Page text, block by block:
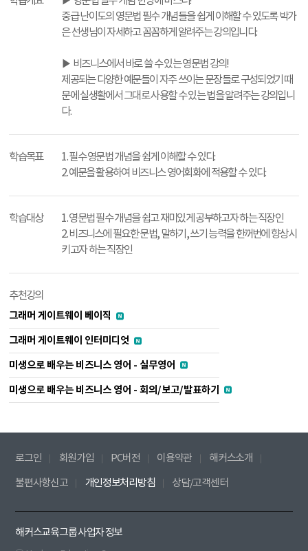
중급 난이도의 영문법 필수 개념들을 쉽게 이해할 수 있도록 박가
은 선생님이 자세하고 꼼꼼하게 알려주는 강의입니다.
▶ 비즈니스에서 바로 쓸 수 있는 영문법 강의!
제공되는 다양한 예문들이 자주 쓰이는 문장들로 구성되었기 때
문에 실생활에서 그대로 사용할 수 있는 법을 알려주는 강의입니
다.
학습목표
1. 필수 영문법 개념을 쉽게 이해할 수 있다.
2. 예문을 활용하여 비즈니스 영어회화에 적용할 수 있다.
학습대상
1. 영문법 필수 개념을 쉽고 재미있게 공부하고자 하는 직장인
2. 비즈니스에 필요한 문법, 말하기, 쓰기 능력을 한꺼번에 향상시
키고자 하는 직장인
추천강의
그래머 게이트웨이 베이직
그래머 게이트웨이 인터미디엇
미생으로 배우는 비즈니스 영어 - 실무영어
미생으로 배우는 비즈니스 영어 - 회의/보고/발표하기
로그인 회원가입 PC버전 이용약관 해커스소개
불편사항신고 개인정보처리방침 상담/고객센터
해커스교육그룹 사업자 정보